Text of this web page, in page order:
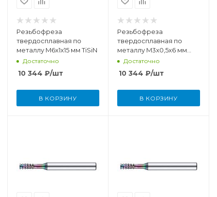
Резьбофреза
твердосплавная по
металлу M6x1x15 мм TiSiN
Достаточно
10 344 ₽/шт
В КОРЗИНУ
Резьбофреза
твердосплавная по
металлу M3x0,5x6 мм
TiSiNДостаточно
10 344 ₽/шт
В КОРЗИНУ